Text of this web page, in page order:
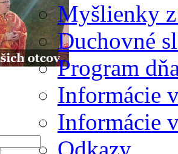
Myšlienky
Duchovné
Program
Informácie
Informácie